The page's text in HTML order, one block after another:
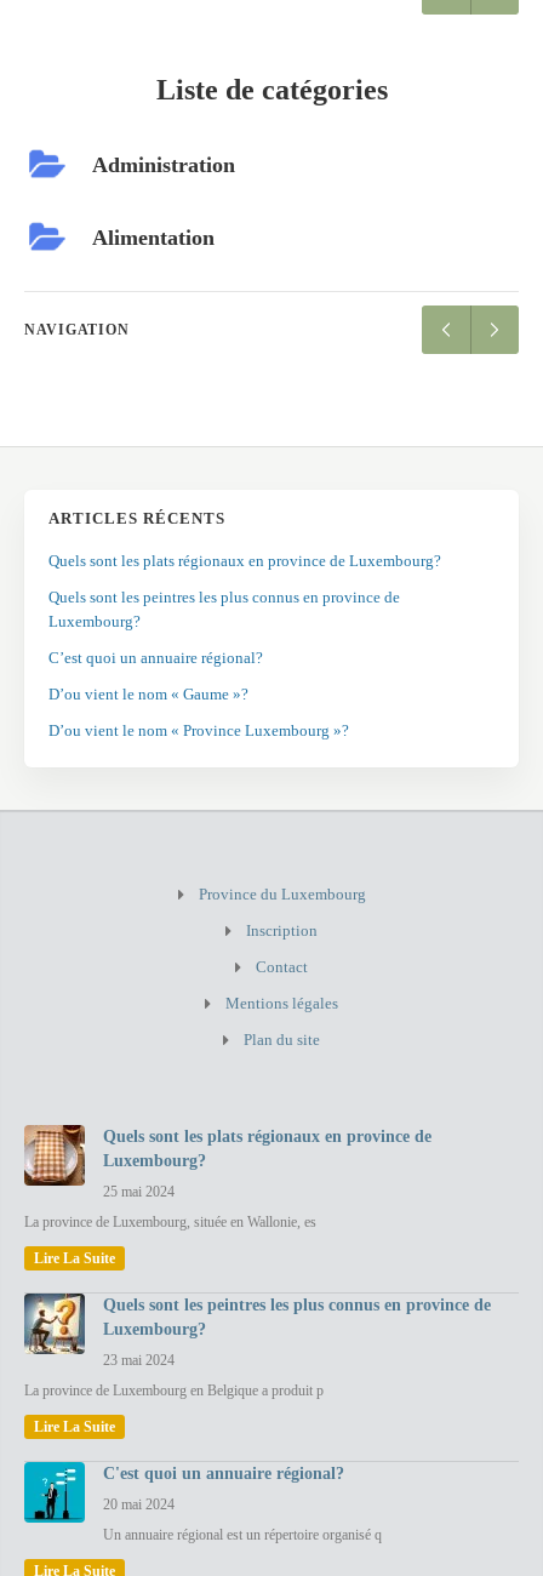
Liste de catégories
Administration
Alimentation
NAVIGATION
ARTICLES RÉCENTS
Quels sont les plats régionaux en province de Luxembourg?
Quels sont les peintres les plus connus en province de
Luxembourg?
C’est quoi un annuaire régional?
D’ou vient le nom « Gaume »?
D’ou vient le nom « Province Luxembourg »?
Province du Luxembourg
Inscription
Contact
Mentions légales
Plan du site
Quels sont les plats régionaux en province de
Luxembourg?
25 mai 2024
La province de Luxembourg, située en Wallonie, es
Lire La Suite
Quels sont les peintres les plus connus en province de
Luxembourg?
23 mai 2024
La province de Luxembourg en Belgique a produit p
Lire La Suite
C'est quoi un annuaire régional?
20 mai 2024
Un annuaire régional est un répertoire organisé q
Lire La Suite